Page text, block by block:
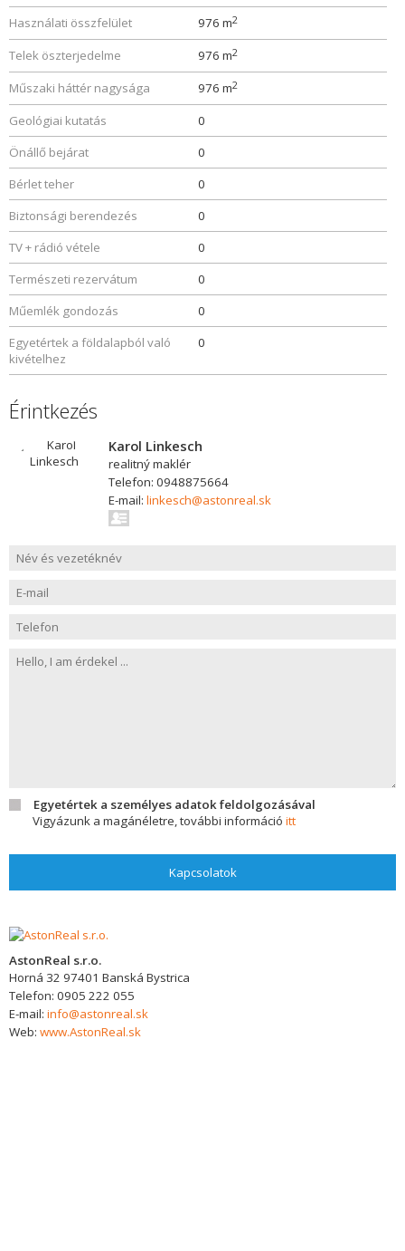
Használati összfelület
976 m2
Telek öszterjedelme 976 m2
Műszaki háttér nagysága 976 m2
Geológiai kutatás
0
Önállő bejárat
0
Bérlet teher
0
Biztonsági berendezés
0
TV + rádió vétele
0
Természeti rezervátum
0
Műemlék gondozás
0
Egyetértek a földalapból való
kivételhez
0
Érintkezés
Karol Linkesch
realitný maklér
Telefon: 0948875664
E-mail: linkesch@astonreal.sk
Egyetértek a személyes adatok feldolgozásával
Vigyázunk a magánéletre, további információ itt
Kapcsolatok
AstonReal s.r.o.
Horná 32 97401 Banská Bystrica
Telefon: 0905 222 055
E-mail: info@astonreal.sk
Web: www.AstonReal.sk